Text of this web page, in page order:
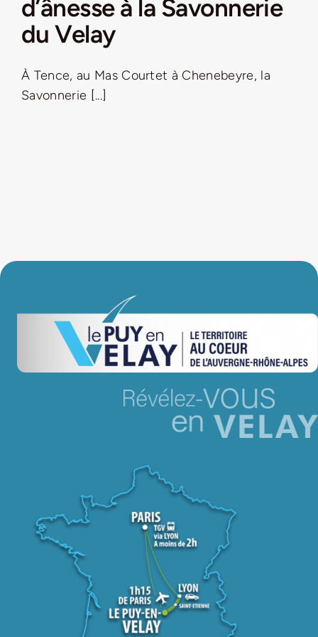
LA ROUTE DES PRODUCTEURS
NOUS CONTACTER
Nouveau Magazine EnVelay
Jeu concours – Gagnez votre bûche de Noël 2025
d’ânesse à la Savonnerie
du Velay
À Tence, au Mas Courtet à Chenebeyre, la
Savonnerie [...]